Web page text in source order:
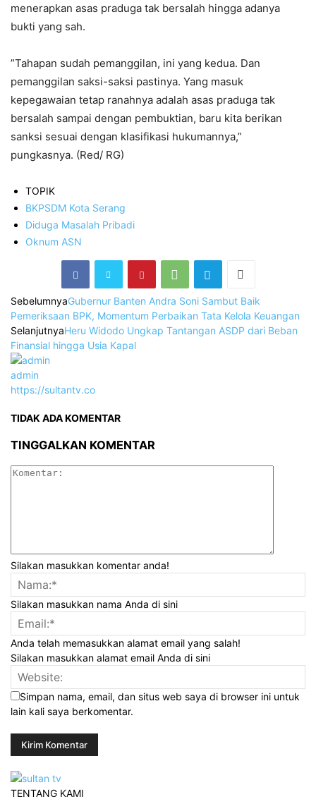
menerapkan asas praduga tak bersalah hingga adanya
bukti yang sah.
‎”Tahapan sudah pemanggilan, ini yang kedua. Dan
pemanggilan saksi-saksi pastinya. Yang masuk
kepegawaian tetap ranahnya adalah asas praduga tak
bersalah sampai dengan pembuktian, baru kita berikan
sanksi sesuai dengan klasifikasi hukumannya,”
pungkasnya. (Red/ RG)
TOPIK
‎BKPSDM Kota Serang
Diduga Masalah Pribadi
Oknum ASN
SebelumnyaGubernur Banten Andra Soni Sambut Baik
Pemeriksaan BPK, Momentum Perbaikan Tata Kelola Keuangan
Selanjutnya‎Heru Widodo Ungkap Tantangan ASDP dari Beban
Finansial hingga Usia Kapal
admin
https://sultantv.co
TIDAK ADA KOMENTAR
TINGGALKAN KOMENTAR
Silakan masukkan komentar anda!
Silakan masukkan nama Anda di sini
Anda telah memasukkan alamat email yang salah!
Silakan masukkan alamat email Anda di sini
Simpan nama, email, dan situs web saya di browser ini untuk
lain kali saya berkomentar.
TENTANG KAMI